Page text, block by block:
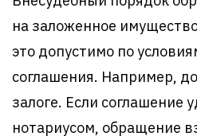
на заложенное
это допустимо по
соглашения. Например,
залоге. Если соглашение
нотариусом, обращение